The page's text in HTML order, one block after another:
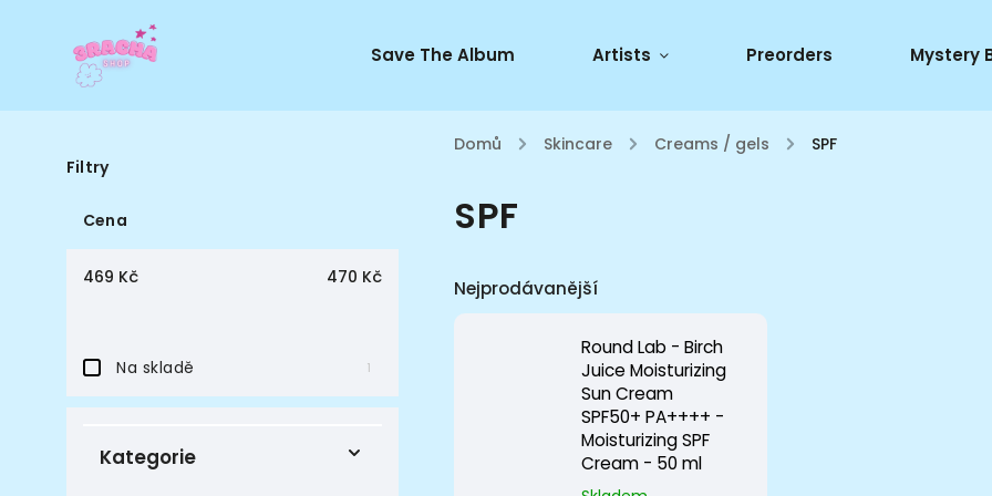
Save The Album Artists Preorders Mystery
Domů / Skincare / Creams / gels /
SPF
Filtry
Cena
469 Kč 470 Kč
Na skladě 1
Kategorie
SPF
Nejprodávanější
Round Lab - Birch
Juice Moisturizing
Sun Cream
SPF50+ PA++++ -
Moisturizing SPF
Cream - 50 ml